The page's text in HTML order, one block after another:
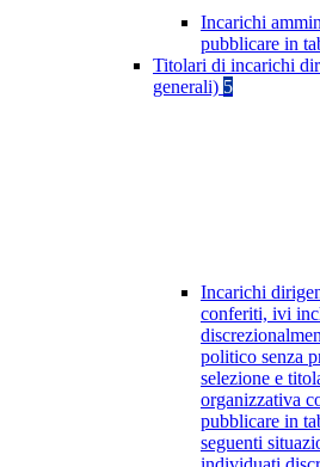
Incarichi
pubblicare in
Titolari di incarichi
generali) 5
Incarichi
conferiti, ivi
politico senza
selezione e
organizzativa
pubblicare in
seguenti